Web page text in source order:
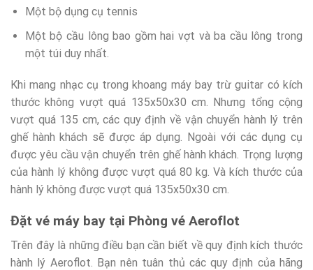
Một bộ dụng cụ tennis
Một bộ cầu lông bao gồm hai vợt và ba cầu lông trong
một túi duy nhất.
Khi mang nhạc cụ trong khoang máy bay trừ guitar có kích
thước không vượt quá 135x50x30 cm. Nhưng tổng cộng
vượt quá 135 cm, các quy định về vận chuyển hành lý trên
ghế hành khách sẽ được áp dụng. Ngoài với các dụng cụ
được yêu cầu vận chuyển trên ghế hành khách. Trọng lượng
của hành lý không được vượt quá 80 kg. Và kích thước của
hành lý không được vượt quá 135x50x30 cm.
Đặt vé máy bay tại Phòng vé Aeroflot
Trên đây là những điều bạn cần biết về quy định kích thước
hành lý Aeroflot. Bạn nên tuân thủ các quy định của hãng